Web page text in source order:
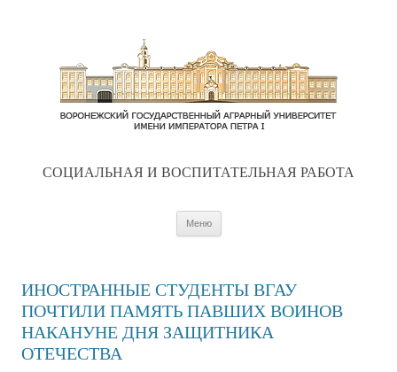
CОЦИАЛЬНАЯ И ВОСПИТАТЕЛЬНАЯ РАБОТА
Меню
ИНОСТРАННЫЕ СТУДЕНТЫ ВГАУ
ПОЧТИЛИ ПАМЯТЬ ПАВШИХ ВОИНОВ
НАКАНУНЕ ДНЯ ЗАЩИТНИКА
ОТЕЧЕСТВА